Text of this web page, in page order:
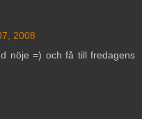
2008
nöje =) och få till fredagens